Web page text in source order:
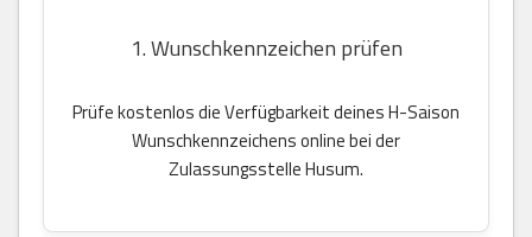
1. Wunschkennzeichen prüfen
Prüfe kostenlos die Verfügbarkeit deines H-Saison
Wunschkennzeichens online bei der
Zulassungsstelle Husum.